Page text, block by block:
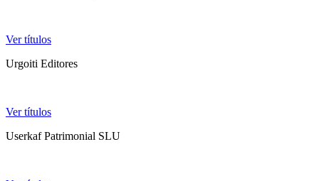
Ver títulos
Urgoiti Editores
Ver títulos
Userkaf Patrimonial SLU